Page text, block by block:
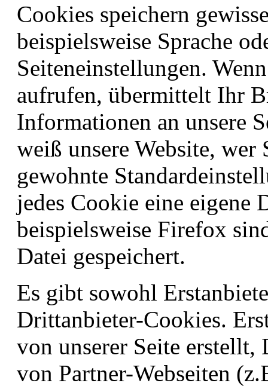
Cookies speichern
beispielsweise Sprache
Seiteneinstellungen.
aufrufen, übermittelt Ihr
Informationen an unsere
weiß unsere Website,
gewohnte
jedes Cookie eine eigene
beispielsweise Firefox
Datei gespeichert.
Es gibt sowohl
Drittanbieter-Cookies.
von unserer Seite
von Partner-Webseiten